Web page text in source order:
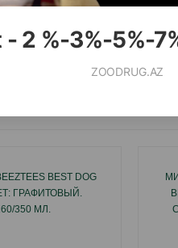
2 %-3%-5%-
ZOODRUG.AZ
BEST DOG
ГРАФИТОВЫЙ.
350 МЛ.